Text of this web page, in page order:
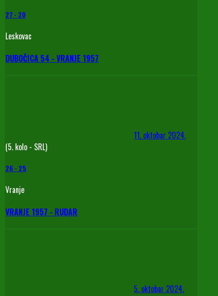
27 - 20
Leskovac
DUBOČICA 54 - VRANJE 1957
11. oktobar 2024.
(5. kolo - SRL)
26 - 25
Vranje
VRANJE 1957 - RUDAR
5. oktobar 2024.